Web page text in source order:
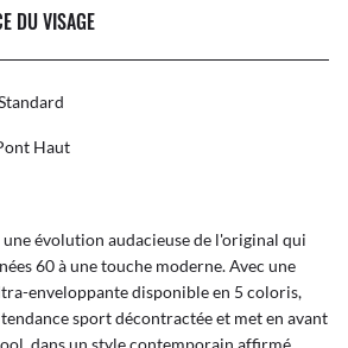
DU VISAGE
Haut
évolution audacieuse de l'original qui
60 à une touche moderne. Avec une
enveloppante disponible en 5 coloris,
sport décontractée et met en avant